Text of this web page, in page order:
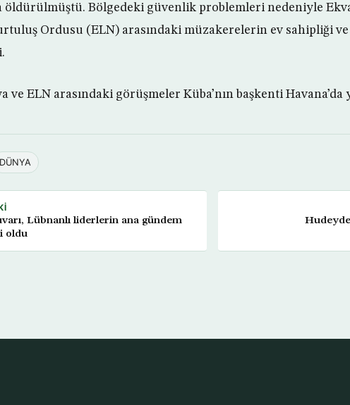
öldürülmüştü. Bölgedeki güvenlik problemleri nedeniyle
Ordusu (ELN) arasındaki müzakerelerin ev sahipliği
ve ELN arasındaki görüşmeler Küba’nın başkenti
DÜNYA
Lübnanlı liderlerin ana gündem
oldu